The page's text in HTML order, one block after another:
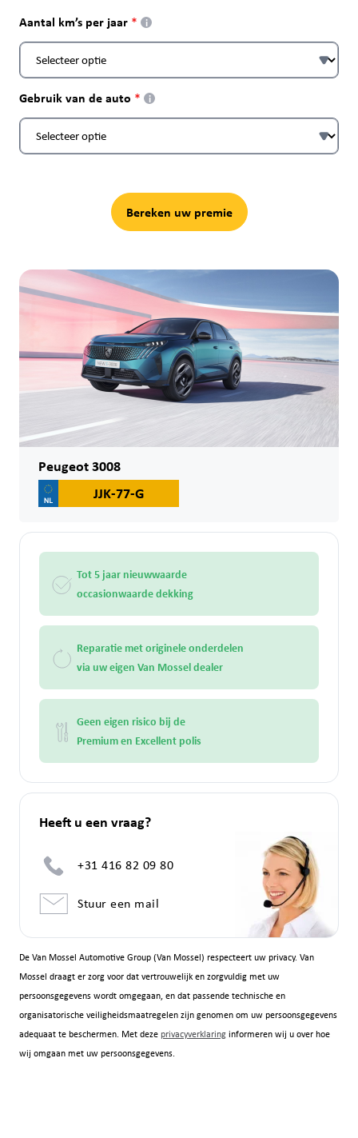
Aantal km’s per jaar i
Gebruik van de auto i
Bereken uw premie
De Van Mossel Automotive Group (Van Mossel) respecteert uw privacy. Van
Mossel draagt er zorg voor dat vertrouwelijk en zorgvuldig met uw
persoonsgegevens wordt omgegaan, en dat passende technische en
organisatorische veiligheidsmaatregelen zijn genomen om uw persoonsgegevens
adequaat te beschermen. Met deze privacyverklaringinformeren wij u over hoe
wij omgaan met uw persoonsgegevens.
Peugeot 3008
JJK-77-G
Tot 5 jaar nieuwwaarde
occasionwaarde dekking
Reparatie met originele onderdelen
via uw eigen Van Mossel dealer
Geen eigen risico bij de
Premium en Excellent polis
Heeft u een vraag?
+31 416 82 09 80
Stuur een mail